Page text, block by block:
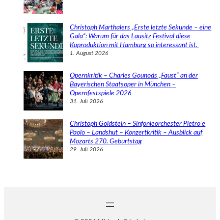
Christoph Marthalers „Erste letzte Sekunde – eine
Gala“: Warum für das Lausitz Festival diese
Koproduktion mit Hamburg so interessant ist.
1. August 2026
Opernkritik – Charles Gounods „Faust“ an der
Bayerischen Staatsoper in München –
Opernfestspiele 2026
31. Juli 2026
Christoph Goldstein – Sinfonieorchester Pietro e
Paolo – Landshut – Konzertkritik – Ausblick auf
Mozarts 270. Geburtstag
29. Juli 2026